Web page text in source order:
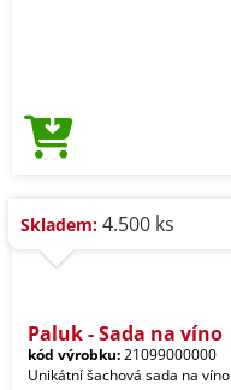
Skladem: 4.500 ks
Paluk - Sada na víno
kód výrobku:21099000000
Unikátní šachová sada na víno